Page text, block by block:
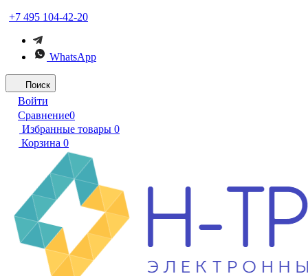
+7 495 104-42-20
WhatsApp
Поиск
Войти
Сравнение0
Избранные товары 0
Корзина 0